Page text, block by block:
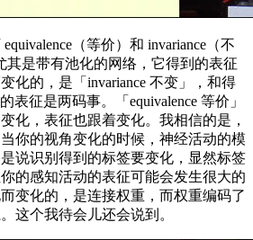
（等价）和 invariance（不
其是带有池化的网络，它得到的表征
化的，是「invariance 不变」，和得
表征是两码事。「equivalence 等价」
化，表征也跟着变化。我相信的是，
你的视角变化的时候，神经活动的模
说识别得到的标签要变化，显然标签
的感知活动的表征可能会发生很大的
变化的，是连接权重，而权重编码了
这个我待会儿还会说到。